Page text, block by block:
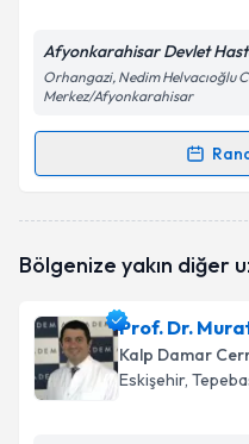
Afyonkarahisar Devlet
Orhangazi, Nedim Helvacıoğlu
Merkez/Afyonkarahisar
Randevu Takvimi
talebi oluşturun. Size
bilgilendireceğiz.
E-posta Adresiniz
Bölgenize yakın diğer
Prof. Dr.
Kalp Damar
Eskişehir,